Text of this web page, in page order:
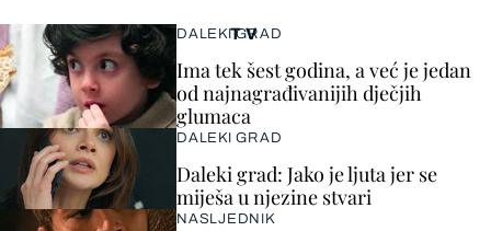
TV
DALEKI GRAD
Ima tek šest godina, a već je jedan
od najnagrađivanijih dječjih
glumaca
DALEKI GRAD
Daleki grad: Jako je ljuta jer se
miješa u njezine stvari
NASLJEDNIK